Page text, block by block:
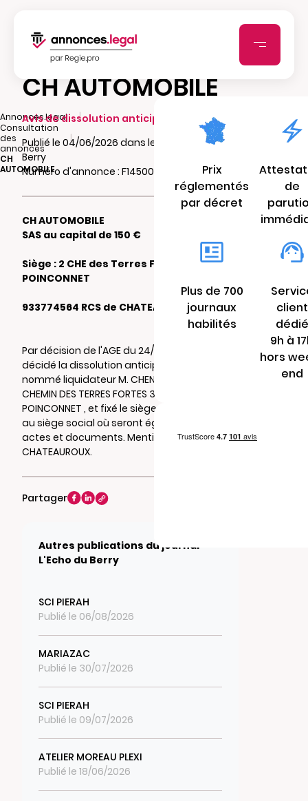
Annonces.legal
|
Consultation
des
annonces
|
CH
AUTOMOBILE
CH AUTOMOBILE
Avis de dissolution anticipée
Publié le 04/06/2026 dans le journal L'Echo du
Berry
Numéro d'annonce : F14500589l4as
CH AUTOMOBILE
SAS au capital de 150 €
Siège : 2 CHE des Terres Fortes 36330 LE
POINCONNET
933774564 RCS de CHATEAUROUX
Par décision de l'AGE du 24/05/2026, il a été
décidé la dissolution anticipée de la société,
nommé liquidateur M. CHENOUFI MILOUD 2
CHEMIN DES TERRES FORTES 36330 LE
POINCONNET , et fixé le siège de liquidation
au siège social où seront également notifiés
actes et documents. Mention au RCS de
CHATEAUROUX.
Partager
Autres publications du journal
L'Echo du Berry
SCI PIERAH
Publié le 06/08/2026
MARIAZAC
Publié le 30/07/2026
SCI PIERAH
Publié le 09/07/2026
ATELIER MOREAU PLEXI
Publié le 18/06/2026
Prix
réglementés
par décret
de
Plus de 700
journaux
habilités
client
dédié
9h à
hors
end